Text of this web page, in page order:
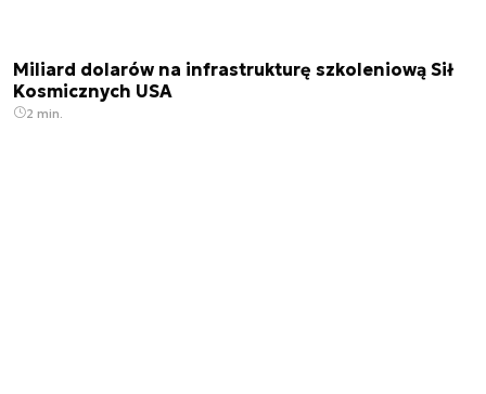
Miliard dolarów na infrastrukturę szkoleniową Sił
Kosmicznych USA
2 min.